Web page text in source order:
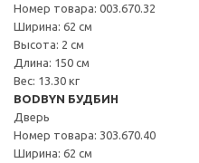
Номер товара: 003.670.32
Ширина: 62 см
Высота: 2 см
Длина: 150 см
Вес: 13.30 кг
BODBYN БУДБИН
Дверь
Номер товара: 303.670.40
Ширина: 62 см